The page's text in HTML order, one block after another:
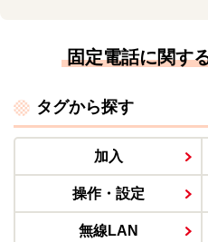
固定電話に関す
タグから探す
加入
操作・設定
無線LAN